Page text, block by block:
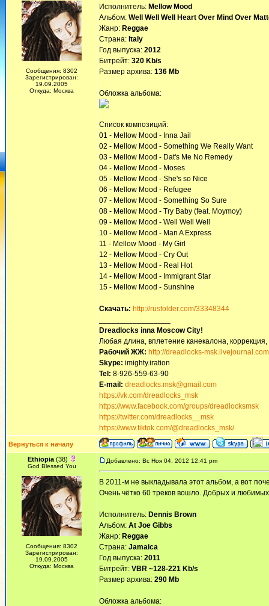
Сообщения: 8302
Зарегистрирован:
19.09.2005
Откуда: Москва
Исполнитель: Mellow Mood
Альбом: Well Well Well Heart Over Mind Over
Жанр: Reggae
Страна: Italy
Год выпуска: 2012
Битрейт: 320 Kb/s
Размер архива: 136 Mb
Обложка альбома:
Список композиций:
01 - Mellow Mood - Inna Jail
02 - Mellow Mood - Something We Really Want
03 - Mellow Mood - Dat's Me No Remedy
04 - Mellow Mood - Moses
05 - Mellow Mood - She's so Nice
06 - Mellow Mood - Refugee
07 - Mellow Mood - Something So Sure
08 - Mellow Mood - Try Baby (feat. Moymoy)
09 - Mellow Mood - Well Well Well
10 - Mellow Mood - Man A Express
11 - Mellow Mood - My Girl
12 - Mellow Mood - Cry Out
13 - Mellow Mood - Real Hot
14 - Mellow Mood - Immigrant Star
15 - Mellow Mood - Sunshine
Скачать: http://rusfolder.com/33348344
Dreadlocks inna Moscow Сity!
Любая длина, вплетение канекалона,
Рабочий ЖЖ: http://dreadlocks-
Skype: imighty.iration
Tel: 8-926-559-63-90
E-mail: dreadlocks.msk@gmail.com
https://vk.com/dreadlocks_msk
https://www.facebook.com/groups/dreadlocksmsk
https://twitter.com/dreadlocks__msk
https://www.tiktok.com/@dreadlocks_msk/
Вернуться к началу
Ethiopia(38)
God Blessed You
Сообщения: 8302
Зарегистрирован:
19.09.2005
Откуда: Москва
Добавлено: Вс Ноя 04, 2012 12:41 pm
В 2011-м не выкладывала этот альбом, а вот
Очень чётко 60 треков вошло. Добрых и любимых
Исполнитель: Dennis Brown
Альбом: At Joe Gibbs
Жанр: Reggae
Страна: Jamaica
Год выпуска: 2011
Битрейт: VBR ~128-221 Kb/s
Размер архива: 290 Mb
Обложка альбома: